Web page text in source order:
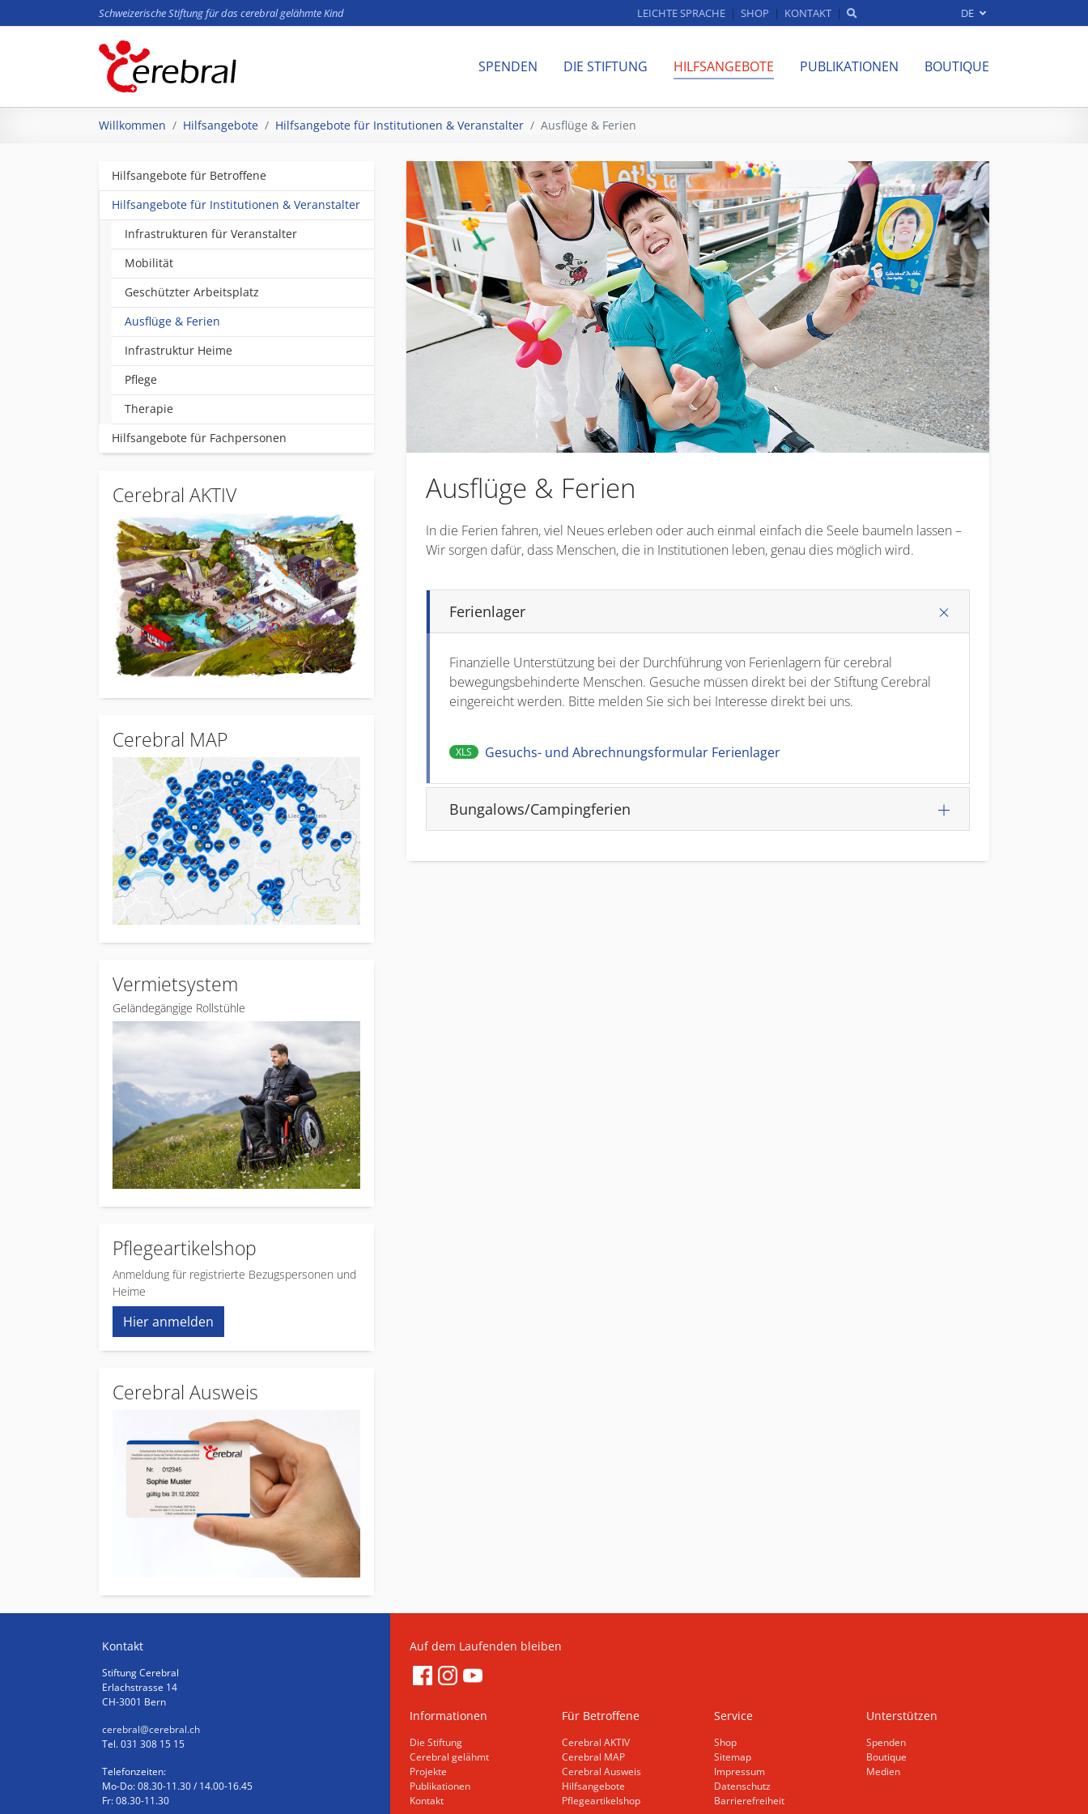
Schweizerische Stiftung für das cerebral gelähmte Kind LEICHTE SPRACHE SHOP KONTAKT DE
SPENDEN DIE STIFTUNG HILFSANGEBOTE PUBLIKATIONEN BOUTIQUE
Willkommen Hilfsangebote Hilfsangebote für Institutionen & Veranstalter Ausflüge & Ferien
Hilfsangebote für Betroffene
Hilfsangebote für Institutionen & Veranstalter
Infrastrukturen für Veranstalter
Mobilität
Geschützter Arbeitsplatz
Ausflüge & Ferien
Infrastruktur Heime
Pflege
Therapie
Hilfsangebote für Fachpersonen
Cerebral AKTIV
Cerebral MAP
Vermietsystem
Geländegängige Rollstühle
Pflegeartikelshop
Anmeldung für registrierte Bezugspersonen und
Heime
Hier anmelden
Cerebral Ausweis
Ausflüge & Ferien
In die Ferien fahren, viel Neues erleben oder auch einmal einfach die Seele baumeln lassen –
Wir sorgen dafür, dass Menschen, die in Institutionen leben, genau dies möglich wird.
Ferienlager
Finanzielle Unterstützung bei der Durchführung von Ferienlagern für cerebral
bewegungsbehinderte Menschen. Gesuche müssen direkt bei der Stiftung Cerebral
eingereicht werden. Bitte melden Sie sich bei Interesse direkt bei uns.
XLS Gesuchs- und Abrechnungsformular Ferienlager
Bungalows/Campingferien
Kontakt
Stiftung Cerebral
Erlachstrasse 14
CH-3001 Bern
cerebral@cerebral.ch
Tel. 031 308 15 15
Telefonzeiten:
Mo-Do: 08.30-11.30 / 14.00-16.45
Fr: 08.30-11.30
Auf dem Laufenden bleiben
Informationen
Die Stiftung
Cerebral gelähmt
Projekte
Publikationen
Kontakt
Für Betroffene
Cerebral AKTIV
Cerebral MAP
Cerebral Ausweis
Hilfsangebote
Pflegeartikelshop
Service
Shop
Sitemap
Impressum
Datenschutz
Barrierefreiheit
Unterstützen
Spenden
Boutique
Medien